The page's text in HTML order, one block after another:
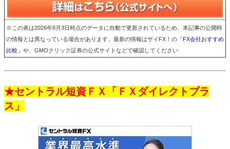
※この表は2026年8月3日時点のデータに自動で更新されているため、本記事の公開時
の情報とは異なっている場合があります。最新の情報はザイFX！の 「FX会社おすすめ
比較」 や、GMOクリック証券の公式サイトなどで確認してください
★セントラル短資ＦＸ「ＦＸダイレクトプラ
ス」